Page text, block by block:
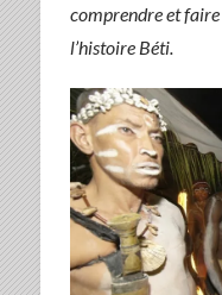
comprendre et
l’histoire Béti.